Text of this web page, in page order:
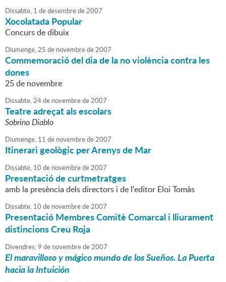
Dissabte, 1 dedesembrede2007
Xocolatada Popular
Concurs de dibuix
Diumenge,25 de novembrede2007
Commemoració del dia de la no violència contra les
dones
25 de novembre
Dissabte,24de novembrede2007
Teatre adreçat als escolars
Sobrino Diablo
Diumenge, 11 de novembrede2007
Itinerari geològic per Arenys de Mar
Dissabte, 10 de novembrede2007
Presentació de curtmetratges
amb la presència dels directors i de l'editor Eloi Tomàs
Dissabte, 10 de novembrede2007
Presentació Membres Comitè Comarcal i lliurament
distincions Creu Roja
Divendres,9 de novembrede2007
El maravilloso y mágico mundo de los Sueños. La Puerta
hacia la Intuición